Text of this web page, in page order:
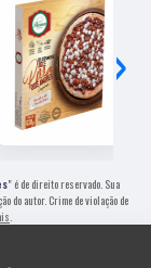
›
" é de direito reservado. Sua
do autor. Crime de violação de